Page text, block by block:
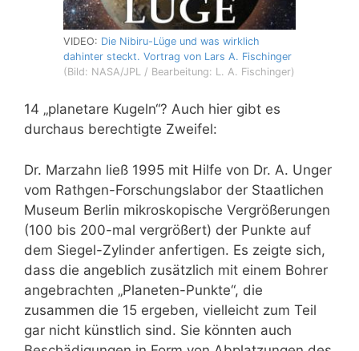
VIDEO: Die Nibiru-Lüge und was wirklich
dahinter steckt. Vortrag von Lars A. Fischinger
(Bild: NASA/JPL / Bearbeitung: L. A. Fischinger)
14 „planetare Kugeln“? Auch hier gibt es
durchaus berechtigte Zweifel:
Dr. Marzahn ließ 1995 mit Hilfe von Dr. A. Unger
vom Rathgen-Forschungslabor der Staatlichen
Museum Berlin mikroskopische Vergrößerungen
(100 bis 200-mal vergrößert) der Punkte auf
dem Siegel-Zylinder anfertigen. Es zeigte sich,
dass die angeblich zusätzlich mit einem Bohrer
angebrachten „Planeten-Punkte“, die
zusammen die 15 ergeben, vielleicht zum Teil
gar nicht künstlich sind. Sie könnten auch